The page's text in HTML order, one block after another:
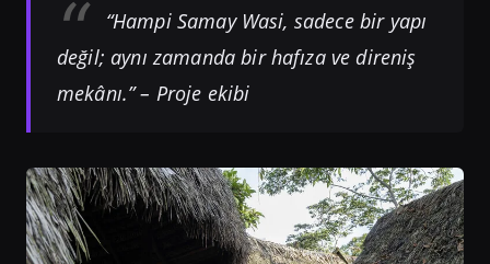
“Hampi Samay Wasi, sadece bir yapı
değil; aynı zamanda bir hafıza ve direniş
mekânı.” – Proje ekibi